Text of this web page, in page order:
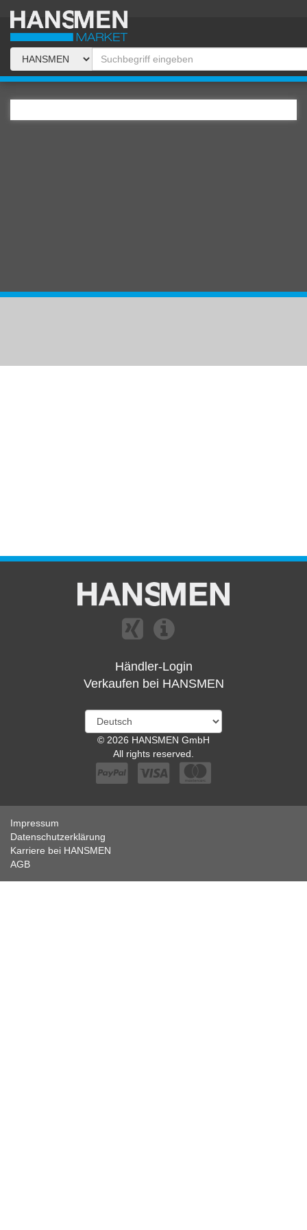
Händler-Login
Verkaufen bei HANSMEN
© 2026 HANSMEN GmbH
All rights reserved.
Impressum
Datenschutzerklärung
Karriere bei HANSMEN
AGB